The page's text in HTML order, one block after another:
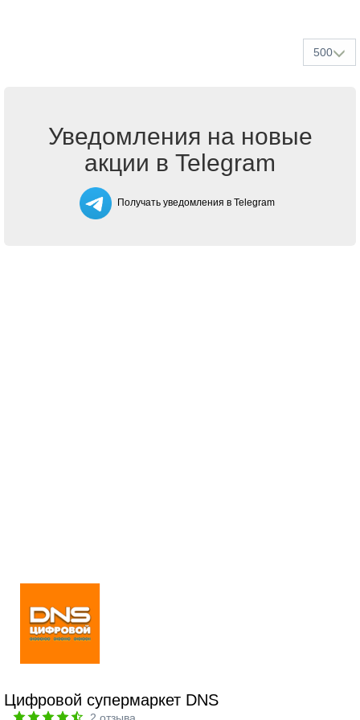
500
Уведомления на новые
акции в Telegram
Получать уведомления в Telegram
Цифровой супермаркет DNS